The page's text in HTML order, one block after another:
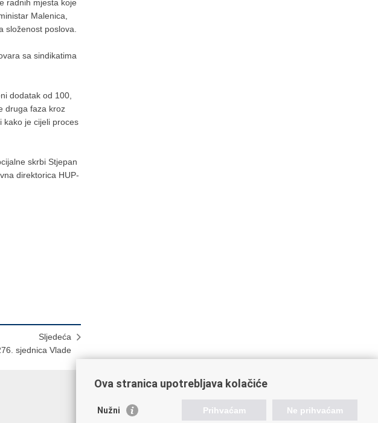
radnih mjesta koje
Malenica,
složenost poslova.
sa sindikatima
dodatak od 100,
druga faza kroz
kako je cijeli proces
skrbi Stjepan
direktorica HUP-
Sljedeća
sjednica Vlade
Poveznice pravosudnog sustava
Portal sudova
Ova stranica upotrebljava kolačiće
Nužni Prihvaćam Ne prihvaćam